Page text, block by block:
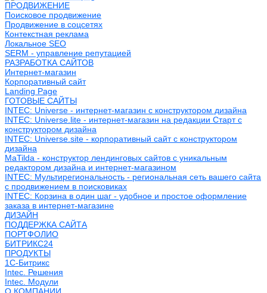
ПРОДВИЖЕНИЕ
Поисковое продвижение
Продвижение в соцсетях
Контекстная реклама
Локальное SEO
SERM - управление репутацией
РАЗРАБОТКА САЙТОВ
Интернет-магазин
Корпоративный сайт
Landing Page
ГОТОВЫЕ САЙТЫ
INTEC: Universe - интернет-магазин с конструктором дизайна
INTEC: Universe.lite - интернет-магазин на редакции Старт с
конструктором дизайна
INTEC: Universe.site - корпоративный сайт с конструктором
дизайна
MaTilda - конструктор лендинговых сайтов с уникальным
редактором дизайна и интернет-магазином
INTEC: Мультирегиональность - региональная сеть вашего сайта
с продвижением в поисковиках
INTEC: Корзина в один шаг - удобное и простое оформление
заказа в интернет-магазине
ДИЗАЙН
ПОДДЕРЖКА САЙТА
ПОРТФОЛИО
БИТРИКС24
ПРОДУКТЫ
1С-Битрикс
Intec. Решения
Intec. Модули